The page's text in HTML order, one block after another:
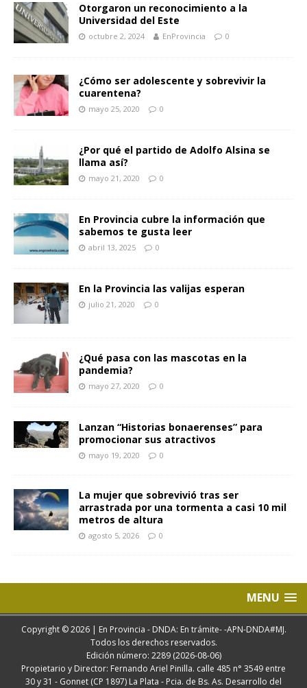
Otorgaron un reconocimiento a la
Universidad del Este
octubre 2, 2024 EnProvincia 0
¿Cómo ser adolescente y sobrevivir la
cuarentena?
mayo 25, 2020 0
¿Por qué el partido de Adolfo Alsina se
llama así?
mayo 21, 2020 0
En Provincia cubre la información que
sabemos te gusta leer
abril 13, 2025 0
En la Provincia las valijas esperan
julio 21, 2020 0
¿Qué pasa con las mascotas en la
pandemia?
mayo 27, 2020 0
Lanzan “Historias bonaerenses” para
promocionar sus atractivos
mayo 19, 2020 0
La mujer que sobrevivió tras ser
arrastrada por una tormenta a casi 10 mil
metros de altura
agosto 5, 2026 0
MENU
Copyright © 2026 | En Provincia - DNDA: En trámite- -APN-DNDA#MJ.
Todos los derechos reservados.
Edición número: 2289 (2026-08-06)
Propietario y Director: Fernando Ariel Pinilla. calle 485 n° 3549 entre
30 y 31 - Gonnet (CP 1897) La Plata - Pcia. de Bs. As. Desarrollo del